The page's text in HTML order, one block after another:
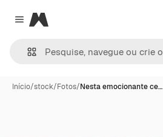
Close menu
Magnific
Início/stock/Fotos/Nesta emocionante ce…